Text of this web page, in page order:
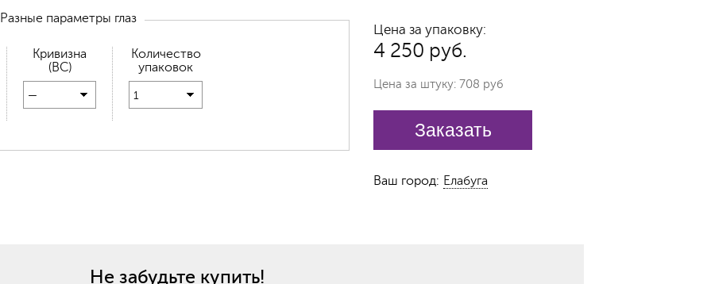
Разные параметры глаз
Кривизна
(BC)
—
Количество
упаковок
1
Цена за упаковку:
4 250 руб.
Цена за штуку: 708 руб
Заказать
Ваш город: Елабуга
Не забудьте купить!